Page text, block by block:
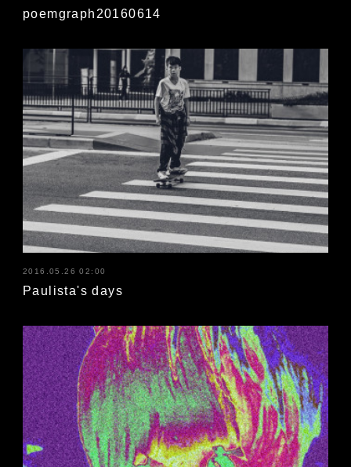
poemgraph20160614
2016.05.26 02:00
Paulista's days